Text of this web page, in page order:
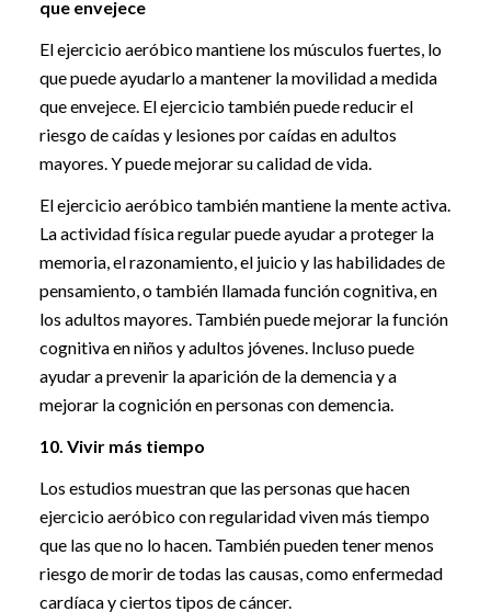
que envejece
El ejercicio aeróbico mantiene los músculos fuertes, lo
que puede ayudarlo a mantener la movilidad a medida
que envejece. El ejercicio también puede reducir el
riesgo de caídas y lesiones por caídas en adultos
mayores. Y puede mejorar su calidad de vida.
El ejercicio aeróbico también mantiene la mente activa.
La actividad física regular puede ayudar a proteger la
memoria, el razonamiento, el juicio y las habilidades de
pensamiento, o también llamada función cognitiva, en
los adultos mayores. También puede mejorar la función
cognitiva en niños y adultos jóvenes. Incluso puede
ayudar a prevenir la aparición de la demencia y a
mejorar la cognición en personas con demencia.
10. Vivir más tiempo
Los estudios muestran que las personas que hacen
ejercicio aeróbico con regularidad viven más tiempo
que las que no lo hacen. También pueden tener menos
riesgo de morir de todas las causas, como enfermedad
cardíaca y ciertos tipos de cáncer.